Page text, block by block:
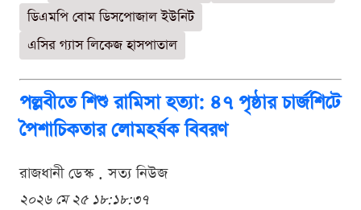
ডিএমপি বোম ডিসপোজাল ইউনিট
এসির গ্যাস লিকেজ হাসপাতাল
পল্লবীতে শিশু রামিসা হত্যা: ৪৭ পৃষ্ঠার চার্জশিটে
পৈশাচিকতার লোমহর্ষক বিবরণ
রাজধানী ডেস্ক . সত্য নিউজ
২০২৬ মে ২৫ ১৮:১৮:৩৭